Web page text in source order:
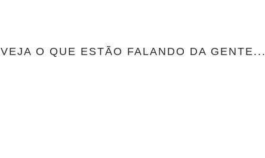
VEJA O QUE ESTÃO FALANDO DA GENTE...